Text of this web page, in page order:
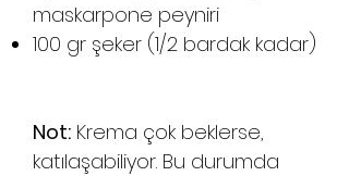
maskarpone peyniri
100 gr şeker (1/2 bardak kadar)
Not: Krema çok beklerse,
katılaşabiliyor. Bu durumda